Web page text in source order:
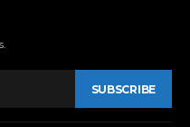
SUBSCRIBE